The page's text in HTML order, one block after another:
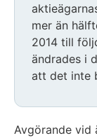
mer än
2014 till
ändrades i
att det inte
Avgörande vid